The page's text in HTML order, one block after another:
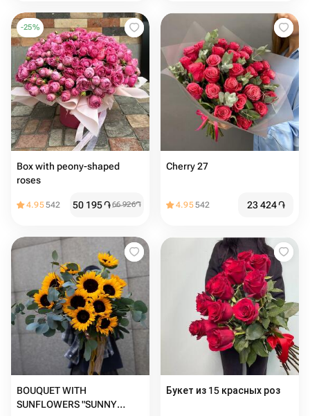
-25%
Box with peony-shaped
roses
4.95542 50 195֏66 926֏
Cherry 27
4.95542 23 424֏
BOUQUET WITH
SUNFLOWERS "SUNNY
Букет из 15 красных роз